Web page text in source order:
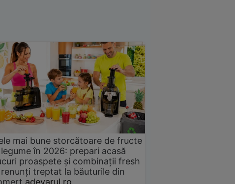
mai bune storcătoare de fructe
legume în 2026: prepari acasă
proaspete și combinații fresh
renunți treptat la băuturile din
adevarul.ro